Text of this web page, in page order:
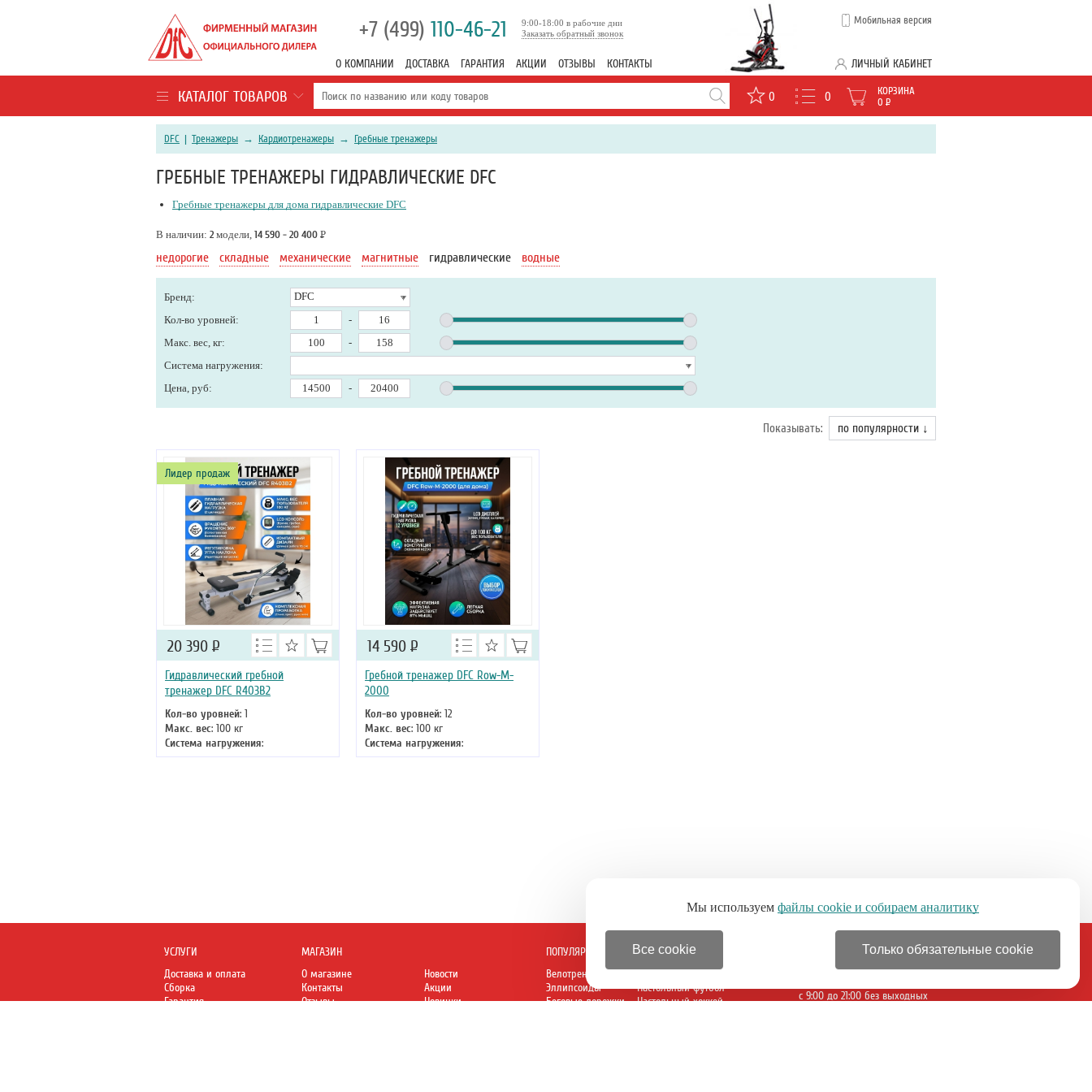
+7 (499) 110-46-21 Заказать обратный звонок
9:00-18:00 в рабочие дни
О КОМПАНИИ ДОСТАВКА ГАРАНТИЯ АКЦИИ ОТЗЫВЫ КОНТАКТЫ
Мобильная версия
ЛИЧНЫЙ КАБИНЕТ
КАТАЛОГ ТОВАРОВ 0 0
КОРЗИНА
0 Р
DFC | Тренажеры → Кардиотренажеры → Гребные тренажеры
ГРЕБНЫЕ ТРЕНАЖЕРЫ ГИДРАВЛИЧЕСКИЕ DFC
Гребные тренажеры для дома гидравлические DFC
В наличии: 2 модели, 14 590 - 20 400 Р
недорогие складные механические магнитные гидравлические водные
Бренд:
DFC
Кол-во уровней:
-
Макс. вес, кг:
-
Система нагружения:
Цена, руб:
-
Показывать: по популярности ↓
Лидер продаж
Гидравлический гребной
тренажер DFC R403B2
Кол-во уровней: 1
Макс. вес: 100 кг
Система нагружения:
гидравлическая
20 390 Р
Гребной тренажер DFC Row-M-
2000
Кол-во уровней: 12
Макс. вес: 100 кг
Система нагружения:
гидравлическая
14 590 Р
УСЛУГИ
Доставка и оплата
Сборка
Гарантия
МАГАЗИН
О магазине
Контакты
Отзывы
Новости
Акции
Новинки
ПОПУЛЯРНОЕ
Велотренажеры
Эллипсоиды
Беговые дорожки
Батуты
Настольный футбол
Настольный хоккей
+7 (499) 110-46-21
с 9:00 до 21:00 без выходных
Мы используем файлы cookie и собираем аналитику
Все cookie Только обязательные cookie